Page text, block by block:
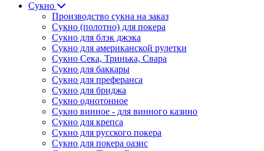
Сукно
Производство сукна на заказ
Сукно (полотно) для покера
Сукно для блэк джэка
Сукно для американской рулетки
Сукно Сека, Тринька, Свара
Сукно для баккары
Сукно для преферанса
Сукно для бриджа
Сукно однотонное
Сукно винное - для винного казино
Сукно для крепса
Сукно для русского покера
Сукно для покера оазис